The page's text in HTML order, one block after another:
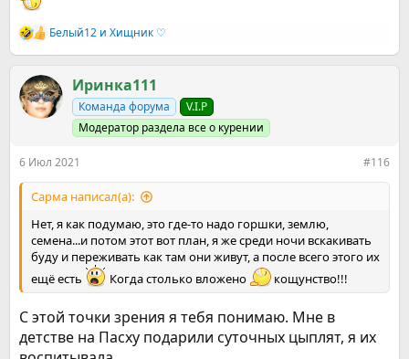
Р
е
к
ц
и
Белый12 и Хищник ♡
Иринка111
Команда форума
V.I.P
Модератор раздела все о курении
6 Июл 2021 #116
Сарма написал(а):
Нет, я как подумаю, это где-то надо горшки, землю,
семена...и потом этот вот план, я же среди ночи вскакивать
буду и переживать как там они живут, а после всего этого их
ещё есть
Когда столько вложено кощунство!!!
С этой точки зрения я тебя понимаю. Мне в
детстве на Пасху подарили суточных цыплят, я их